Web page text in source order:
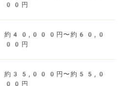
00円
約40,000円〜約60,0
00円
約35,000円〜約55,0
00円